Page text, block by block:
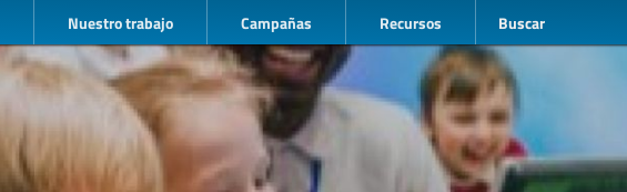
Nuestro trabajo Campañas Recursos Buscar